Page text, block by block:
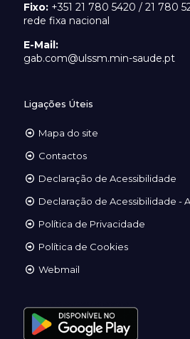
Fixo: +351 21 780 5420 / 21 780
rede fixa nacional
E-Mail:
gab.com@ulssm.min-saude.pt
Ligações Úteis
Mapa do site
Contactos
Declaração de Acessibilidade
Declaração de Acessibilidade -
Política de Privacidade
Política de Cookies
Webmail